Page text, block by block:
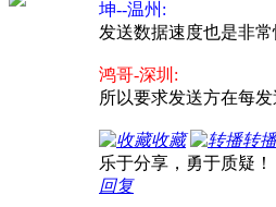
坤--温州:
发送数据速度也是非
鸿哥-深圳:
所以要求发送方在每
收藏 转播
乐于分享，勇于质疑！
回复